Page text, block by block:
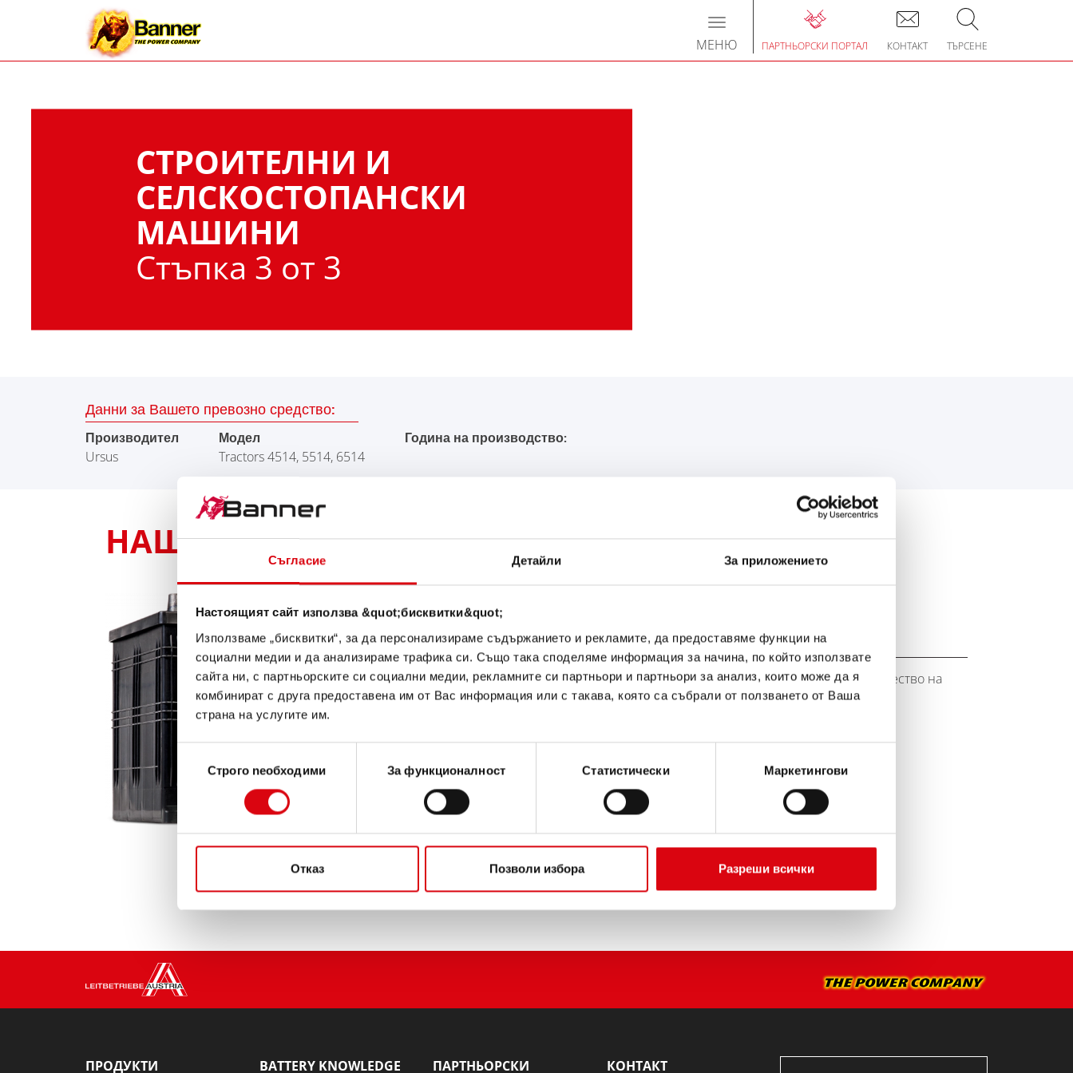
Съгласие Детайли За приложението
Настоящият сайт използва &quot;бисквитки&quot;
Използваме „бисквитки“, за да персонализираме съдържанието и рекламите, да предоставяме функции на
социални медии и да анализираме трафика си. Също така споделяме информация за начина, по който използвате
сайта ни, с партньорските си социални медии, рекламните си партньори и партньори за анализ, които може да я
комбинират с друга предоставена им от Вас информация или с такава, която са събрали от ползването от Ваша
страна на услугите им.
съгласие
Строго nеобходими За функционалност Статистически Маркетингови
Отказ Позволи избора Разреши всички
ПАРТНЬОРСКИ ПОРТАЛ КОНТАКТ ТЪРСЕНЕ
Toggle
navigation
МЕНЮ
СТРОИТЕЛНИ И
СЕЛСКОСТОПАНСКИ
МАШИНИ
Стъпка 3 от 3
Данни за Вашето превозно средство:
Производител
Ursus
Модел
Tractors 4514, 5514, 6514
Година на производство:
НАШАТА ПРЕПОРЪКА ОТ Banner ЗА ВАС:
610 11
Визитната картичка на качеството на марката Banner. Качество на
оригинал за дооборудване (OE).
ИНФОРМАЦИЯ ЗА ИЗДЕЛИЯТА >
Купете този акумулатор:
ТЪРГОВЦИ И СЕРВИЗИ ЗА МОНТАЖ >
ПРОДУКТИ BATTERY KNOWLEDGE ПАРТНЬОРСКИ КОНТАКТ